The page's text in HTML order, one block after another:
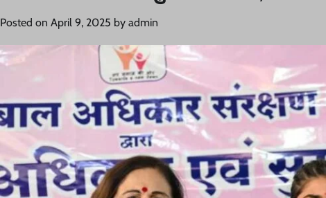
Posted on April 9, 2025 by admin